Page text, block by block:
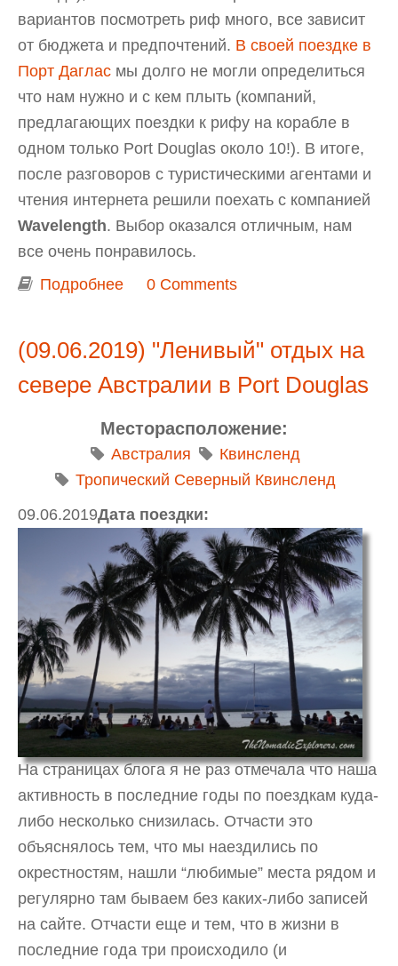
вариантов посмотреть риф много, все зависит
от бюджета и предпочтений. В своей поездке в
Порт Даглас мы долго не могли определиться
что нам нужно и с кем плыть (компаний,
предлагающих поездки к рифу на корабле в
одном только Port Douglas около 10!). В итоге,
после разговоров с туристическими агентами и
чтения интернета решили поехать с компанией
Wavelength. Выбор оказался отличным, нам
все очень понравилось.
Подробнее о Поездка на Большой Барьерный
0 Comments
(09.06.2019) "Ленивый" отдых на
севере Австралии в Port Douglas
Месторасположение:
Австралия
Квинсленд
Тропический Северный Квинсленд
Дата поездки:
09.06.2019
На страницах блога я не раз отмечала что наша
активность в последние годы по поездкам куда-
либо несколько снизилась. Отчасти это
объяснялось тем, что мы наездились по
окрестностям, нашли “любимые” места рядом и
регулярно там бываем без каких-либо записей
на сайте. Отчасти еще и тем, что в жизни в
последние года три происходило (и